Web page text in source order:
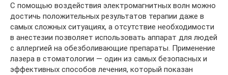
С помощью воздействия электромагнитных волн можно
достичь положительных результатов терапии даже в
самых сложных ситуациях, а отсутствие необходимости
в анестезии позволяет использовать аппарат для людей
с аллергией на обезболивающие препараты. Применение
лазера в стоматологии — один из самых безопасных и
эффективных способов лечения, который показан